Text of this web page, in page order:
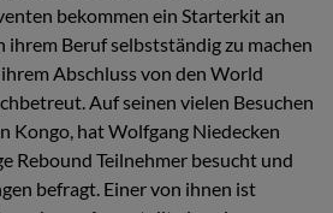
bekommen ein Starterkit an
ihrem Beruf selbstständig zu machen
Abschluss von den World
Auf seinen vielen Besuchen
Kongo, hat Wolfgang Niedecken
Rebound Teilnehmer besucht und
befragt. Einer von ihnen ist